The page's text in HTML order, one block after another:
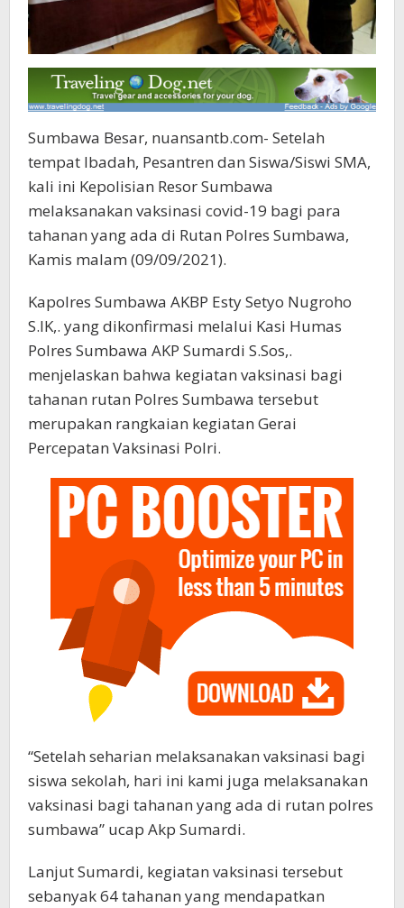
Sumbawa Besar, nuansantb.com- Setelah
tempat Ibadah, Pesantren dan Siswa/Siswi SMA,
kali ini Kepolisian Resor Sumbawa
melaksanakan vaksinasi covid-19 bagi para
tahanan yang ada di Rutan Polres Sumbawa,
Kamis malam (09/09/2021).
Kapolres Sumbawa AKBP Esty Setyo Nugroho
S.IK,. yang dikonfirmasi melalui Kasi Humas
Polres Sumbawa AKP Sumardi S.Sos,.
menjelaskan bahwa kegiatan vaksinasi bagi
tahanan rutan Polres Sumbawa tersebut
merupakan rangkaian kegiatan Gerai
Percepatan Vaksinasi Polri.
“Setelah seharian melaksanakan vaksinasi bagi
siswa sekolah, hari ini kami juga melaksanakan
vaksinasi bagi tahanan yang ada di rutan polres
sumbawa” ucap Akp Sumardi.
Lanjut Sumardi, kegiatan vaksinasi tersebut
sebanyak 64 tahanan yang mendapatkan